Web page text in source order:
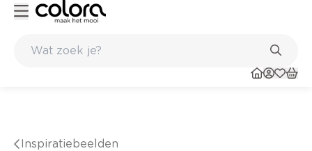
Inspiratiebeelden